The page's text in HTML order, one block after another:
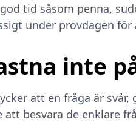
tid såsom penna,
under provdagen
inte
att en fråga är
att besvara de enklare